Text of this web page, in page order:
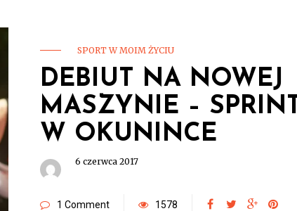
SPORT W MOIM ŻYCIU
DEBIUT NA NOWEJ
MASZYNIE – SPRINT
W OKUNINCE
6 czerwca 2017
1 Comment 1578